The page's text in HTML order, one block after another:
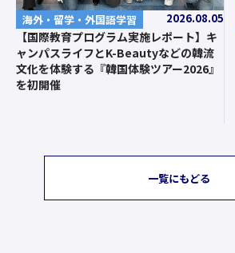
海外・留学・外国語学習 2026.08.05
【国際教育プログラム実施レポート】キ
ャンパスライフとK-Beautyなどの韓流
文化を体験する『韓国体験ツアー2026』
を初開催
一覧にもどる